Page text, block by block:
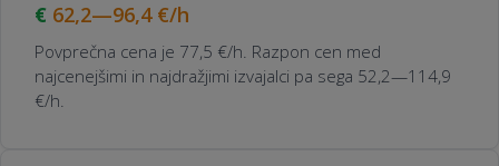
62,2—96,4 €/h
Povprečna cena je 77,5 €/h. Razpon cen med
najcenejšimi in najdražjimi izvajalci pa sega 52,2—114,9
€/h.